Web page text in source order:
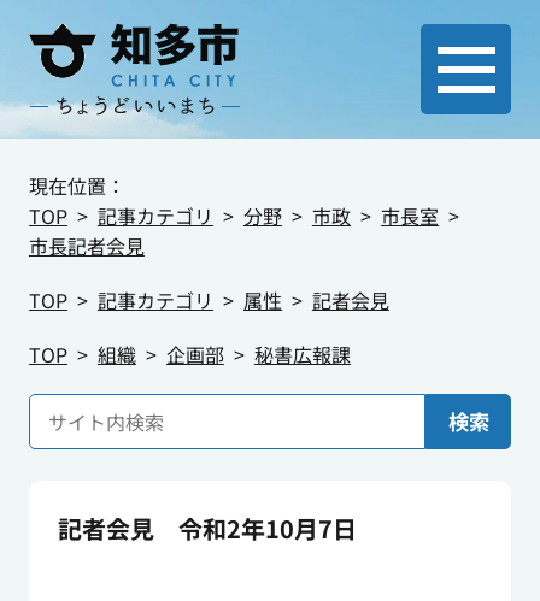
現在位置：
TOP
記事カテゴリ 分野 市政
市長室
市長記者会見
TOP
記事カテゴリ 属性
記者会見
TOP
組織 企画部 秘書広報課
検索
記者会見 令和2年10月7日